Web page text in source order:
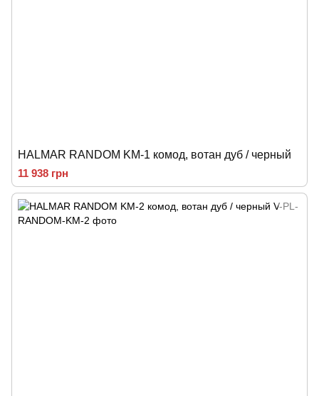
HALMAR RANDOM KM-1 комод, вотан дуб / черный
11 938 грн